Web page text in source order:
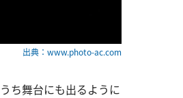
出典：www.photo-ac.com
ち舞台にも出るように